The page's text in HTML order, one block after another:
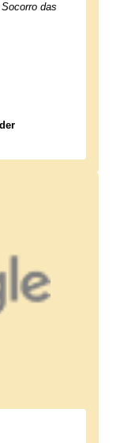
das